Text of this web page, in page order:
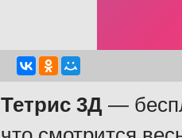
Тетрис 3Д —